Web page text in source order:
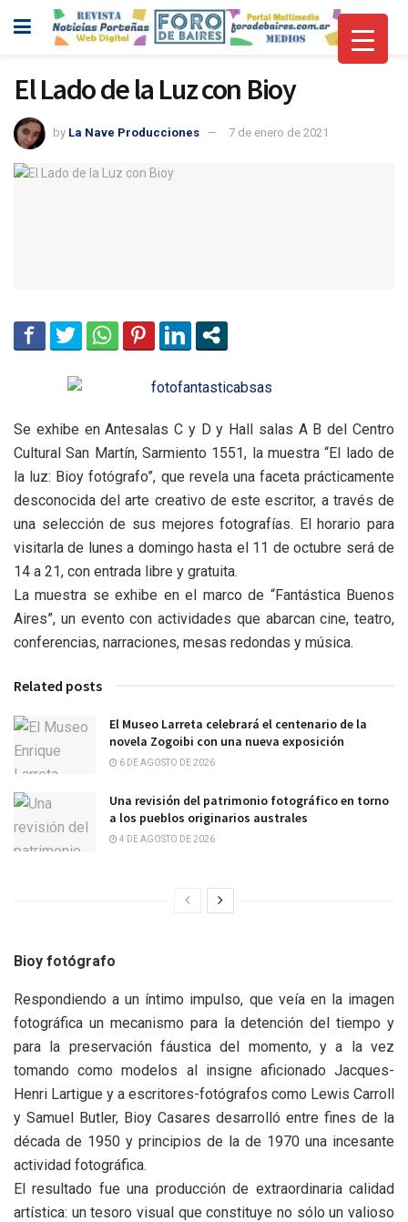
El Lado de la Luz con Bioy
by La Nave Producciones 7 de enero de 2021
Se exhibe en Antesalas C y D y Hall salas A B del Centro
Cultural San Martín, Sarmiento 1551, la muestra “El lado de
la luz: Bioy fotógrafo”, que revela una faceta prácticamente
desconocida del arte creativo de este escritor, a través de
una selección de sus mejores fotografías. El horario para
visitarla de lunes a domingo hasta el 11 de octubre será de
14 a 21, con entrada libre y gratuita.
La muestra se exhibe en el marco de “Fantástica Buenos
Aires”, un evento con actividades que abarcan cine, teatro,
conferencias, narraciones, mesas redondas y música.
Related posts
El Museo Larreta celebrará el centenario de la
novela Zogoibi con una nueva exposición
6 DE AGOSTO DE 2026
Una revisión del patrimonio fotográfico en torno
a los pueblos originarios australes
4 DE AGOSTO DE 2026
Bioy fotógrafo
Respondiendo a un íntimo impulso, que veía en la imagen
fotográfica un mecanismo para la detención del tiempo y
para la preservación fáustica del momento, y a la vez
tomando como modelos al insigne aficionado Jacques-
Henri Lartigue y a escritores-fotógrafos como Lewis Carroll
y Samuel Butler, Bioy Casares desarrolló entre fines de la
década de 1950 y principios de la de 1970 una incesante
actividad fotográfica.
El resultado fue una producción de extraordinaria calidad
artística: un tesoro visual que constituye no sólo un valioso